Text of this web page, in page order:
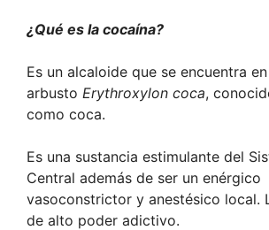
¿Qué es la cocaína?
Es un alcaloide que se encuentra
arbusto Erythroxylon coca,
como coca.
Es una sustancia estimulante del
Central además de ser un enérgico
vasoconstrictor y anestésico local.
de alto poder adictivo.